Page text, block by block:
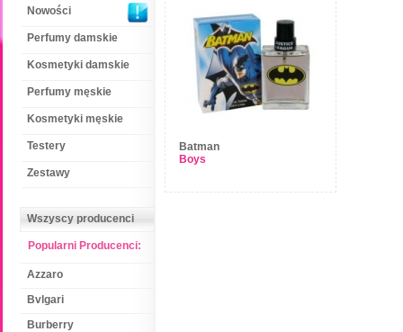
Nowości
Perfumy damskie
Kosmetyki damskie
Perfumy męskie
Kosmetyki męskie
Testery
Zestawy
Wszyscy producenci
Popularni Producenci:
Azzaro
Bvlgari
Burberry
Batman
Boys